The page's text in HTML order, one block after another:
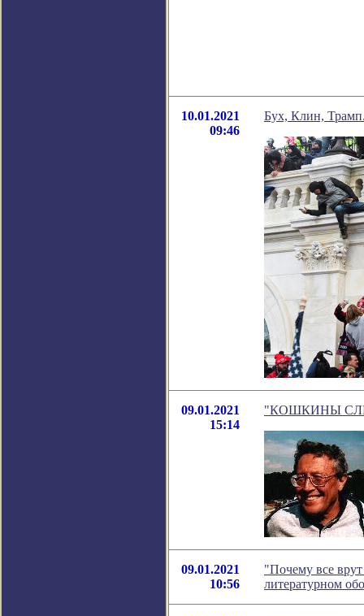
10.01.2021
09:46
Бух, Клин,
09.01.2021
15:14
"КОШКИНЫ
09.01.2021
10:56
"Почему все
литературном